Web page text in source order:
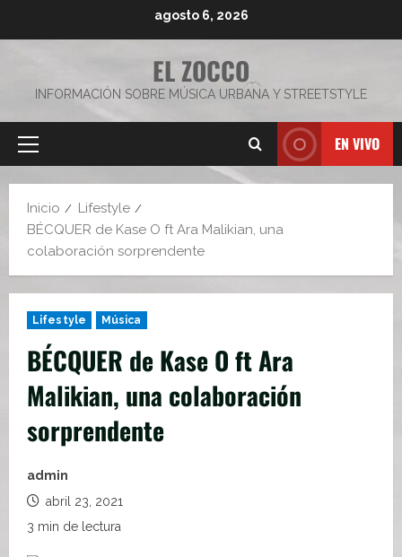
agosto 6, 2026
EL ZOCCO
INFORMACIÓN SOBRE MÚSICA URBANA Y STREETSTYLE
Menú
EN VIVO
Inicio
Lifestyle
BÉCQUER de Kase O ft Ara Malikian, una
colaboración sorprendente
Lifestyle Música
BÉCQUER de Kase O ft Ara
Malikian, una colaboración
sorprendente
admin
abril 23, 2021
3 min de lectura